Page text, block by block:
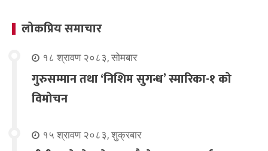
लोकप्रिय समाचार
१८ श्रावण २०८३, सोमबार
गुरुसम्मान तथा ‘निशिम सुगन्ध’ स्मारिका-१ को
विमोचन
१५ श्रावण २०८३, शुक्रबार